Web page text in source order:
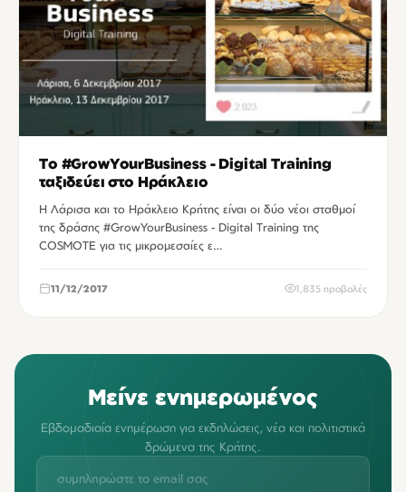
Το #GrowYourBusiness - Digital Training
ταξιδεύει στο Ηράκλειο
Η Λάρισα και το Ηράκλειο Κρήτης είναι οι δύο νέοι σταθμοί
της δράσης #GrowYourBusiness - Digital Training της
COSMOTE για τις μικρομεσαίες ε…
11/12/2017 1,835 προβολές
Μείνε ενημερωμένος
Εβδομαδιαία ενημέρωση για εκδηλώσεις, νέα και πολιτιστικά
δρώμενα της Κρήτης.